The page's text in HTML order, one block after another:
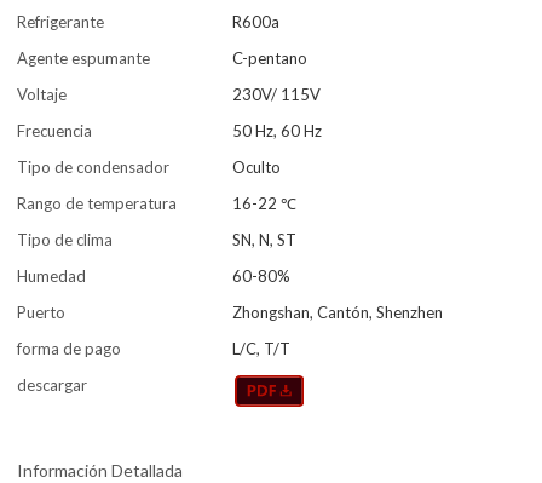
Refrigerante
R600a
Agente espumante
C-pentano
Voltaje
230V/ 115V
Frecuencia
50 Hz, 60 Hz
Tipo de condensador
Oculto
Rango de temperatura
16-22 ℃
Tipo de clima
SN, N, ST
Humedad
60-80%
Puerto
Zhongshan, Cantón, Shenzhen
forma de pago
L/C, T/T
descargar
Información Detallada